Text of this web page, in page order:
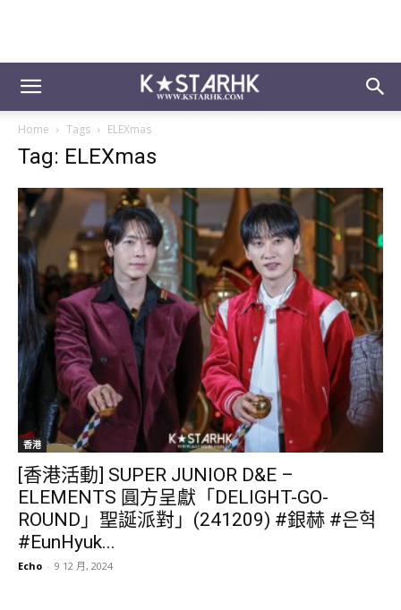
Home Tags ELEXmas
Tag: ELEXmas
香港
[香港活動] SUPER JUNIOR D&E –
ELEMENTS 圓方呈獻「DELIGHT-GO-
ROUND」聖誕派對」(241209) #銀赫 #은혁
#EunHyuk...
Echo - 9 12 月, 2024